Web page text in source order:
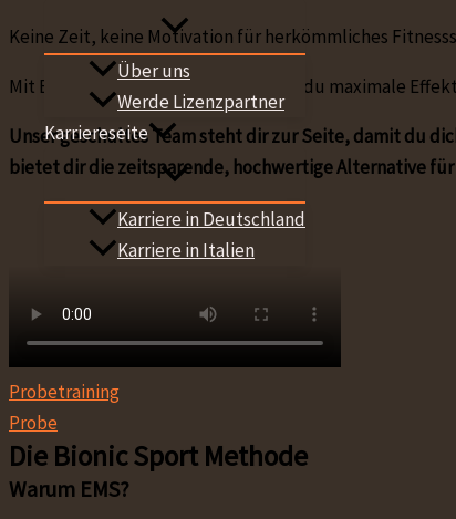
Über uns
Werde Lizenzpartner
Karriereseite
Karriere in Deutschland
Karriere in Italien
Keine Zeit, keine Motivation für herkömmliches
Mit EMS-Training bei Bionic erreichst du maximale
Unser geschultes Team steht dir zur Seite, damit du
bietet dir die zeitsparende, hochwertige Alternative
Probetraining
Probe
Die Bionic Sport Methode
Warum EMS?